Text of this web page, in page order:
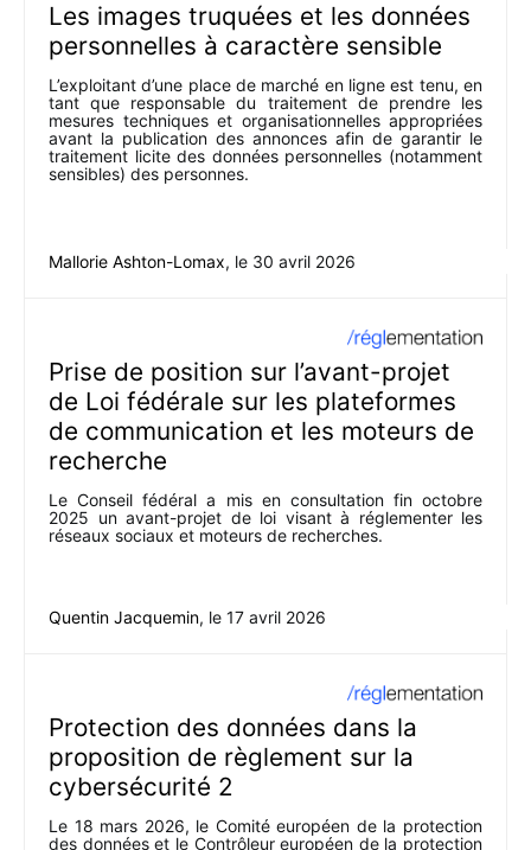
Les images truquées et les données
personnelles à caractère sensible
L’exploitant d’une place de marché en ligne est tenu, en
tant que responsable du traitement de prendre les
mesures techniques et organisationnelles appropriées
avant la publication des annonces afin de garantir le
traitement licite des données personnelles (notamment
sensibles) des personnes.
Mallorie Ashton-Lomax, le 30 avril 2026
Prise de position sur l’avant-projet
de Loi fédérale sur les plateformes
de communication et les moteurs de
recherche
Le Conseil fédéral a mis en consultation fin octobre
2025 un avant-projet de loi visant à réglementer les
réseaux sociaux et moteurs de recherches.
Quentin Jacquemin, le 17 avril 2026
Protection des données dans la
proposition de règlement sur la
cybersécurité 2
Le 18 mars 2026, le Comité européen de la protection
des données et le Contrôleur européen de la protection